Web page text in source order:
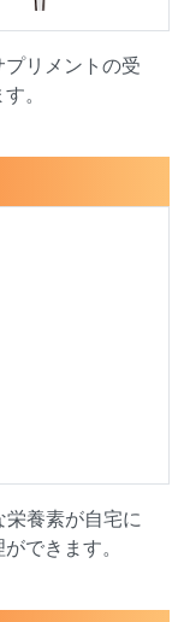
リメントの受
。
養素が自宅に
できます。